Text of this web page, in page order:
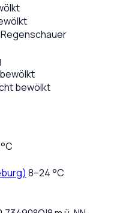
bewölkt
°C
8–24°C